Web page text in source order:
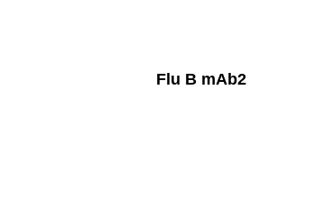
Flu B mAb2